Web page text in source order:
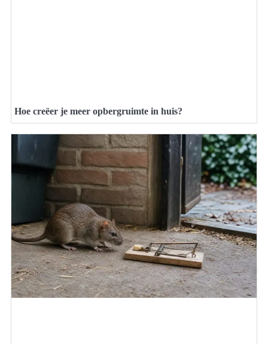
Hoe creëer je meer opbergruimte in huis?